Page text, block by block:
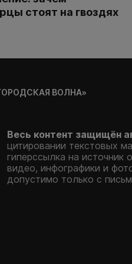
стоят на гвоздях
ВОЛНА»
Весь контент защищён
цитировании текстовых
гиперссылка на источник
видео, инфографики и
допустимо только с